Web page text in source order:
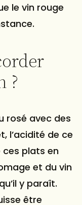
le vin rouge
?
rosé avec des
l’acidité de ce
ces plats en
et du vin
y paraît.
être